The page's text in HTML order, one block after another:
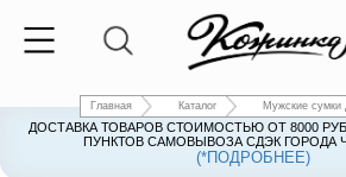
Главная Каталог Мужские сумки
ДОСТАВКА ТОВАРОВ СТОИМОСТЬЮ ОТ 8000
ПУНКТОВ САМОВЫВОЗА СДЭК ГОРОДА
(*ПОДРОБНЕЕ)